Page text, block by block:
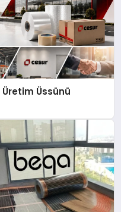
Üretim Üssünü